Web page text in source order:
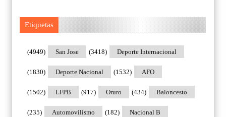
Etiquetas
San Jose
(4949) Deporte Internacional
(3418)
Deporte Nacional
(1830) AFO
(1532)
LFPB
(1502) Oruro
(917) Baloncesto
(434)
Automovilismo
(235) Nacional B
(182)